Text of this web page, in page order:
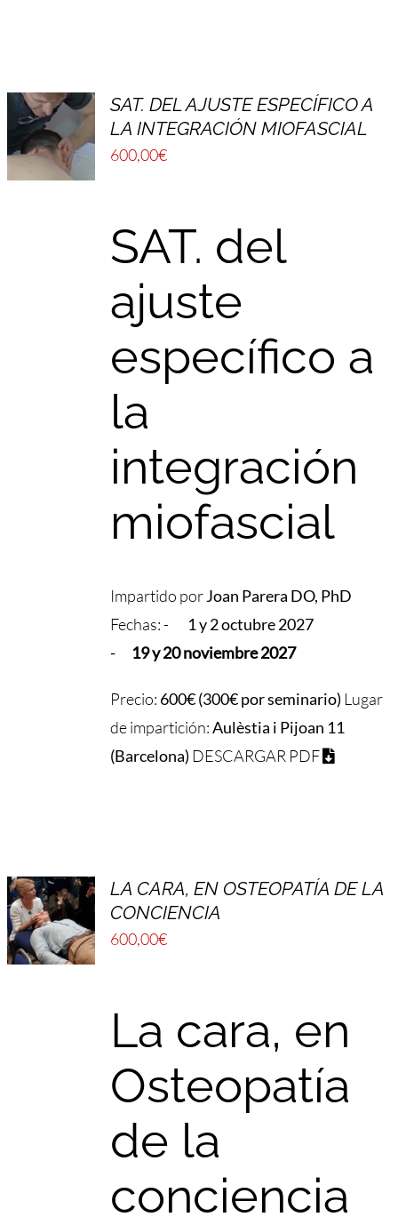
SAT. DEL AJUSTE ESPECÍFICO A
LA INTEGRACIÓN MIOFASCIAL
600,00€
SAT. del
ajuste
específico a
la
integración
miofascial
Impartido porJoan Parera DO, PhD
Fechas: - 1 y 2 octubre 2027
- 19 y20 noviembre 2027
Precio: 600€ (300€ por seminario) Lugar
de impartición:Aulèstia i Pijoan 11
(Barcelona) DESCARGAR PDF
LA CARA, EN OSTEOPATÍA DE LA
CONCIENCIA
600,00€
La cara, en
Osteopatía
de la
conciencia